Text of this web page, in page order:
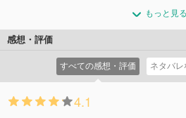
について、話してもらおうか」
れ・・・・・・。そのとき太宰
コメント7件拍手30回
襲撃に遭ってしまう。彼らの向
構成員・蘭堂の屋敷をもまた爆
はポートマフィアを仲間割れさ
策謀かと思われた。しかし、蘭
を覆す。すなわち「あれは、本
コメント6件拍手37回
が持ちかけた推理勝負を受け入
たちから「ポートマフィアの犬
を振り切って突き進むのだった
発に至るが・・・・・・。明か
て、中也が「アラハバキ」を追
もっと見る
感想・評価
すべての感想・評価 ネタバレ
4.1